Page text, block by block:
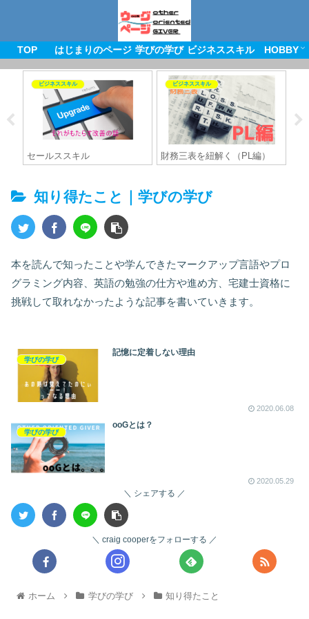
TOP はじまりのページ 学びの学び ビジネススキル HOBBY
ビジネススキル
セールススキル
ビジネススキル
財務三表を紐解く（PL編）
知り得たこと｜学びの学び
本を読んで知ったことや学んできたマークアップ言語やプロ
グラミング内容、英語の勉強の仕方や進め方、宅建士資格に
挑戦して取れなかったような記事を書いていきます。
学びの学び
記憶に定着しない理由
2020.06.08
学びの学び
ooGとは？
2020.05.29
シェアする
craig cooperをフォローする
ホーム 学びの学び 知り得たこと